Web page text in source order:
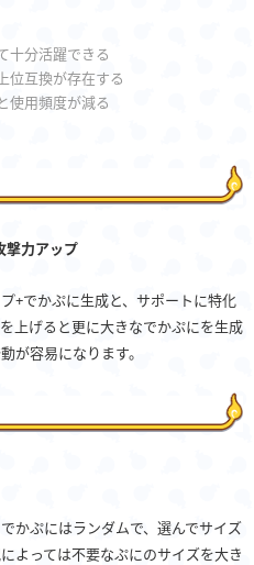
十分活躍できる
位互換が存在する
使用頻度が減る
撃力アップ
+でかぷに生成と、サポートに特化
上げると更に大きなでかぷにを生成
が容易になります。
かぷにはランダムで、選んでサイズ
よっては不要なぷにのサイズを大き